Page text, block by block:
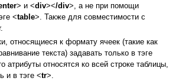
> и <div></div>, а не при помощи
<table>. Также для совместимости с
относящиеся к формату ячеек (такие как
текста) задавать только в тэге
атрибуты относятся ко всей строке таблицы,
и в тэге <tr>.